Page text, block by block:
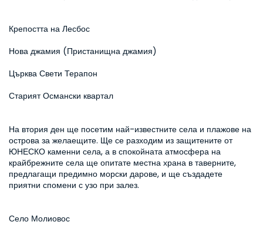
Крепостта на Лесбос
Нова джамия (Пристанищна джамия)
Църква Свети Терапон
Старият Османски квартал
На втория ден ще посетим най-известните села и плажове на
острова за желаещите. Ще се разходим из защитените от
ЮНЕСКО каменни села, а в спокойната атмосфера на
крайбрежните села ще опитате местна храна в таверните,
предлагащи предимно морски дарове, и ще създадете
приятни спомени с узо при залез.
Село Молиовос